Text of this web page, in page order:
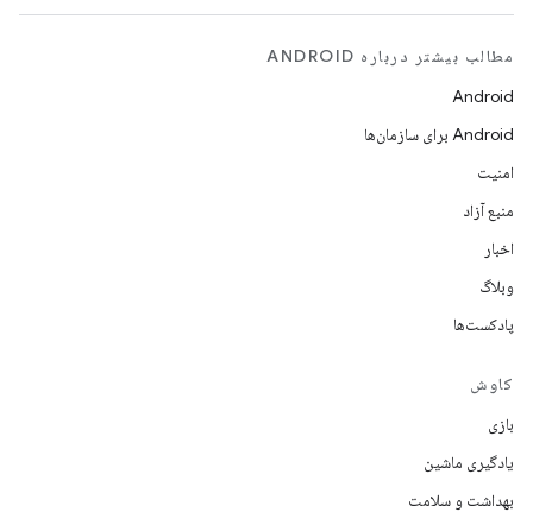
مطالب بیشتر درباره ANDROID
Android
Android برای سازمان‌ها
امنیت
منبع آزاد
اخبار
وبلاگ
پادکست‌ها
کاوش
بازی
یادگیری ماشین
بهداشت و سلامت